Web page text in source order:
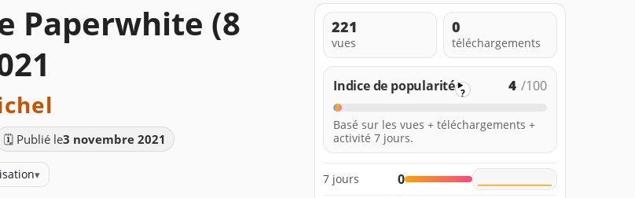
Paperwhite (8
🗓️ Publié le3 novembre 2021
▾
221
vues
0
téléchargements
Indice de popularité ? 4 /100
Basé sur les vues + téléchargements +
activité 7 jours.
7 jours 0